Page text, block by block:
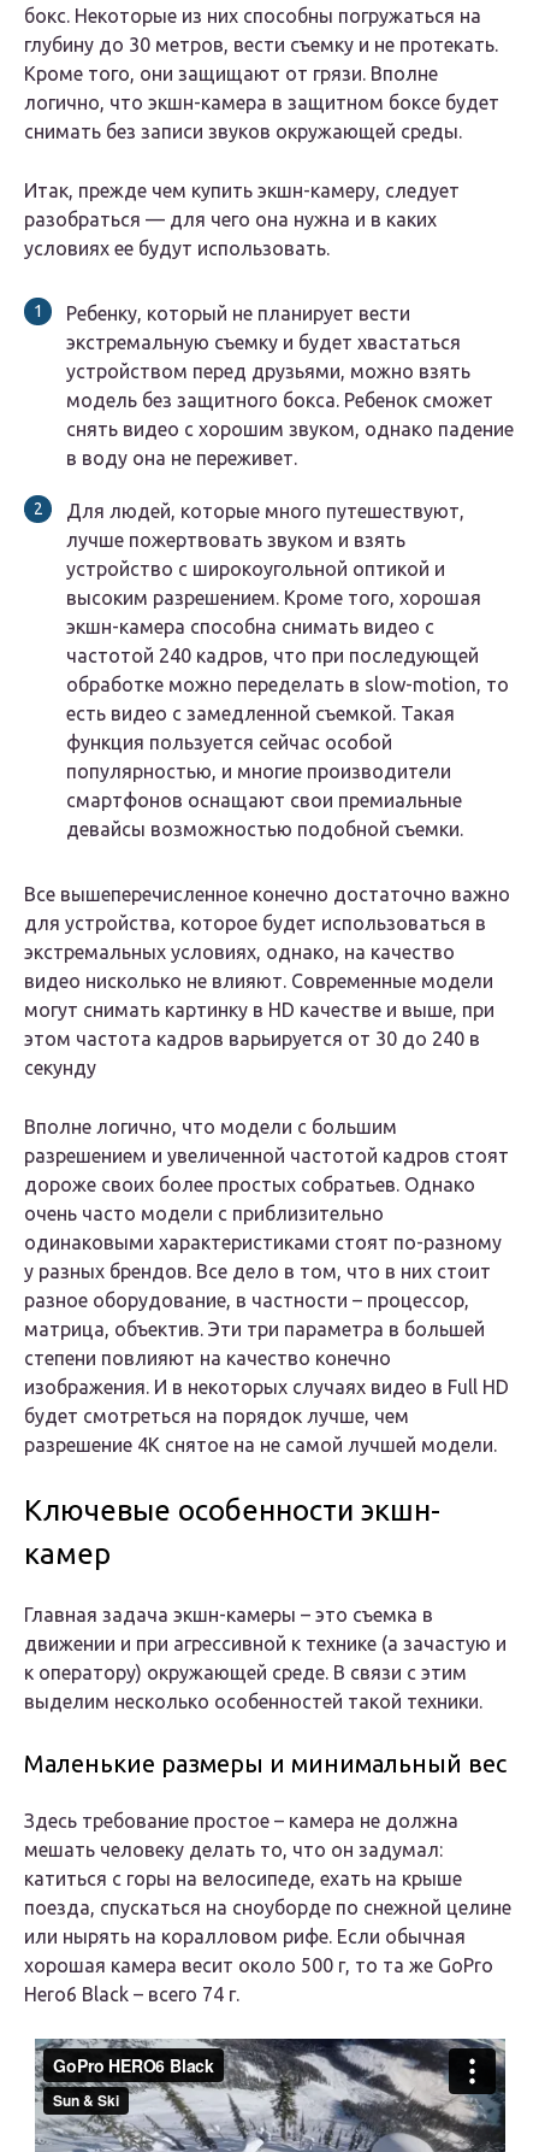
бокс. Некоторые из них способны погружаться на
глубину до 30 метров, вести съемку и не протекать.
Кроме того, они защищают от грязи. Вполне
логично, что экшн-камера в защитном боксе будет
снимать без записи звуков окружающей среды.
Итак, прежде чем купить экшн-камеру, следует
разобраться — для чего она нужна и в каких
условиях ее будут использовать.
Ребенку, который не планирует вести
экстремальную съемку и будет хвастаться
устройством перед друзьями, можно взять
модель без защитного бокса. Ребенок сможет
снять видео с хорошим звуком, однако падение
в воду она не переживет.
Для людей, которые много путешествуют,
лучше пожертвовать звуком и взять
устройство с широкоугольной оптикой и
высоким разрешением. Кроме того, хорошая
экшн-камера способна снимать видео с
частотой 240 кадров, что при последующей
обработке можно переделать в slow-motion, то
есть видео с замедленной съемкой. Такая
функция пользуется сейчас особой
популярностью, и многие производители
смартфонов оснащают свои премиальные
девайсы возможностью подобной съемки.
Все вышеперечисленное конечно достаточно важно
для устройства, которое будет использоваться в
экстремальных условиях, однако, на качество
видео нисколько не влияют. Современные модели
могут снимать картинку в HD качестве и выше, при
этом частота кадров варьируется от 30 до 240 в
секунду
Вполне логично, что модели с большим
разрешением и увеличенной частотой кадров стоят
дороже своих более простых собратьев. Однако
очень часто модели с приблизительно
одинаковыми характеристиками стоят по-разному
у разных брендов. Все дело в том, что в них стоит
разное оборудование, в частности – процессор,
матрица, объектив. Эти три параметра в большей
степени повлияют на качество конечно
изображения. И в некоторых случаях видео в Full HD
будет смотреться на порядок лучше, чем
разрешение 4K снятое на не самой лучшей модели.
Ключевые особенности экшн-
камер
Главная задача экшн-камеры – это съемка в
движении и при агрессивной к технике (а зачастую и
к оператору) окружающей среде. В связи с этим
выделим несколько особенностей такой техники.
Маленькие размеры и минимальный вес
Здесь требование простое – камера не должна
мешать человеку делать то, что он задумал:
катиться с горы на велосипеде, ехать на крыше
поезда, спускаться на сноуборде по снежной целине
или нырять на коралловом рифе. Если обычная
хорошая камера весит около 500 г, то та же GoPro
Hero6 Black – всего 74 г.